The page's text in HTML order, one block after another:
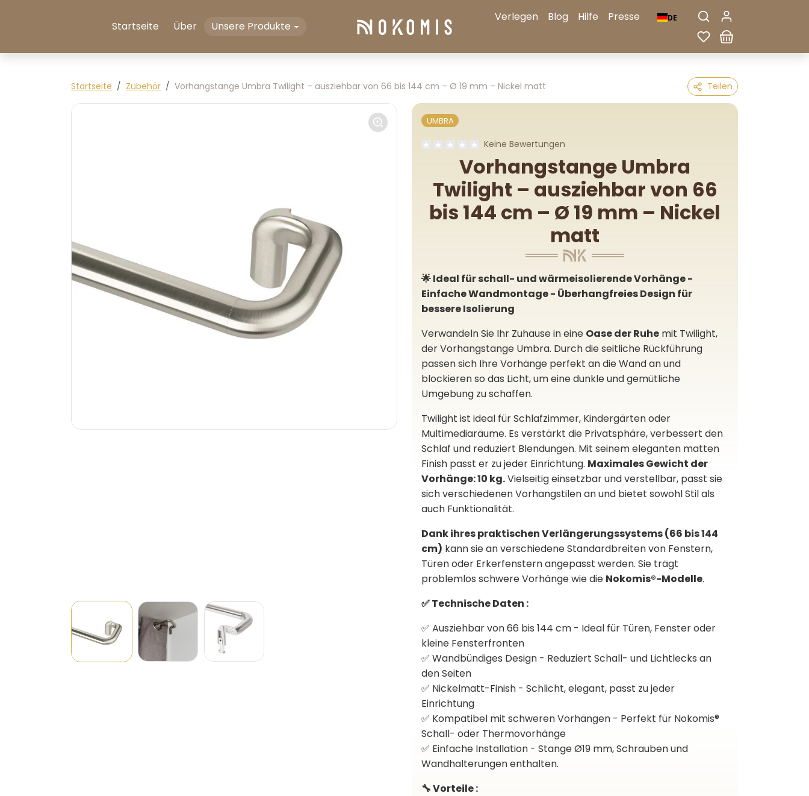
Startseite
Über Unsere Produkte
Verlegen Blog Hilfe Presse DE
Startseite Zubehör Vorhangstange Umbra Twilight – ausziehbar von 66 bis 144 cm – Ø 19 mm – Nickel matt Teilen
UMBRA
Keine Bewertungen
Vorhangstange Umbra
Twilight – ausziehbar von 66
bis 144 cm – Ø 19 mm – Nickel
matt
🌟 Ideal für schall- und wärmeisolierende Vorhänge -
Einfache Wandmontage - Überhangfreies Design für
bessere Isolierung
Verwandeln Sie Ihr Zuhause in eine Oase der Ruhe mit Twilight,
der Vorhangstange Umbra. Durch die seitliche Rückführung
passen sich Ihre Vorhänge perfekt an die Wand an und
blockieren so das Licht, um eine dunkle und gemütliche
Umgebung zu schaffen.
Twilight ist ideal für Schlafzimmer, Kindergärten oder
Multimediaräume. Es verstärkt die Privatsphäre, verbessert den
Schlaf und reduziert Blendungen. Mit seinem eleganten matten
Finish passt er zu jeder Einrichtung. Maximales Gewicht der
Vorhänge: 10 kg.Vielseitig einsetzbar und verstellbar, passt sie
sich verschiedenen Vorhangstilen an und bietet sowohl Stil als
auch Funktionalität.
Dank ihres praktischen Verlängerungssystems (66 bis 144
cm) kann sie an verschiedene Standardbreiten von Fenstern,
Türen oder Erkerfenstern angepasst werden. Sie trägt
problemlos schwere Vorhänge wie die Nokomis®-Modelle.
✅ Technische Daten :
✅ Ausziehbar von 66 bis 144 cm - Ideal für Türen, Fenster oder
kleine Fensterfronten
✅ Wandbündiges Design - Reduziert Schall- und Lichtlecks an
den Seiten
✅ Nickelmatt-Finish - Schlicht, elegant, passt zu jeder
Einrichtung
✅ Kompatibel mit schweren Vorhängen - Perfekt für Nokomis®
Schall- oder Thermovorhänge
✅ Einfache Installation - Stange Ø19 mm, Schrauben und
Wandhalterungen enthalten.
🔧 Vorteile :